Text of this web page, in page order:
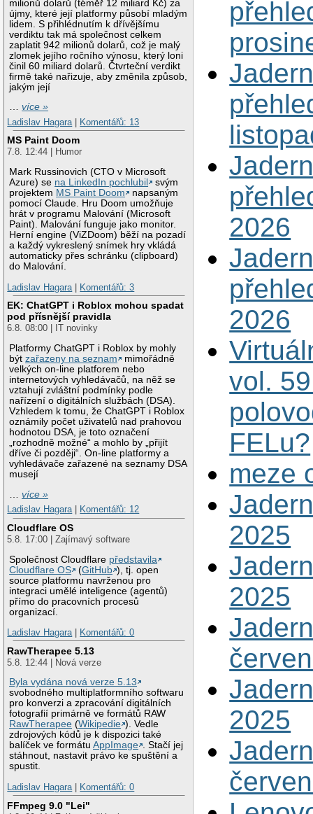
milionů dolarů (téměř 12 miliard Kč) za
újmy, které její platformy působí mladým
lidem. S přihlédnutím k dřívějšímu
verdiktu tak má společnost celkem
zaplatit 942 milionů dolarů, což je malý
zlomek jejího ročního výnosu, který loni
činil 60 miliard dolarů. Čtvrteční verdikt
firmě také nařizuje, aby změnila způsob,
jakým její
…více »
Ladislav Hagara
Komentářů: 13
MS Paint Doom
7.8. 12:44 | Humor
Mark Russinovich (CTO v Microsoft
Azure) se na LinkedIn pochlubil
svým
projektem MS Paint Doom
napsaným
pomocí Claude. Hru Doom umožňuje
hrát v programu Malování (Microsoft
Paint). Malování funguje jako monitor.
Herní engine (ViZDoom) běží na pozadí
a každý vykreslený snímek hry vkládá
automaticky přes schránku (clipboard)
do Malování.
Ladislav Hagara
Komentářů: 3
EK: ChatGPT i Roblox mohou spadat
pod přísnější pravidla
6.8. 08:00 | IT novinky
Platformy ChatGPT i Roblox by mohly
býtzařazeny na seznam
mimořádně
velkých on-line platforem nebo
internetových vyhledávačů, na něž se
vztahují zvláštní podmínky podle
nařízení o digitálních službách (DSA).
Vzhledem k tomu, že ChatGPT i Roblox
oznámily počet uživatelů nad prahovou
hodnotou DSA, je toto označení
„rozhodně možné“ a mohlo by „přijít
dříve či později“. On-line platformy a
vyhledávače zařazené na seznamy DSA
musejí
…více »
Ladislav Hagara| Komentářů: 12
Cloudflare OS
5.8. 17:00 | Zajímavý software
Společnost Cloudflare představila
Cloudflare OS
(GitHub ), tj. open
source platformu navrženou pro
integraci umělé inteligence (agentů)
přímo do pracovních procesů
organizací.
Ladislav Hagara| Komentářů: 0
RawTherapee 5.13
5.8. 12:44 | Nová verze
Byla vydána nová verze 5.13
svobodného multiplatformního softwaru
pro konverzi a zpracování digitálních
fotografií primárně ve formátů RAW
RawTherapee (Wikipedie ). Vedle
zdrojových kódů je k dispozici také
balíček ve formátuAppImage . Stačí jej
stáhnout, nastavit právo ke spuštění a
spustit.
Ladislav Hagara| Komentářů: 0
FFmpeg 9.0 "Lei"
2026
2026
vol.
FELu?
meze
2025
2025
2025